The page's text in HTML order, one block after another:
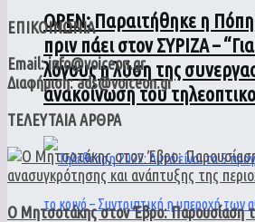
ΟPEN: Παραιτήθηκε η
πριν πάει στον ΣΥΡΙΖΑ –
λόγους η λύση της
ανακοίνωση του
ΕΠΙΚΟΙΝΩΝΙΑ
Email: info@voiceon.gr
Διαφήμιση: ads@voiceon.gr
ΤΕΛΕΥΤΑΙΑ ΑΡΘΡΑ
Ο Μητσοτάκης στον Έβρο: Παρουσίαση